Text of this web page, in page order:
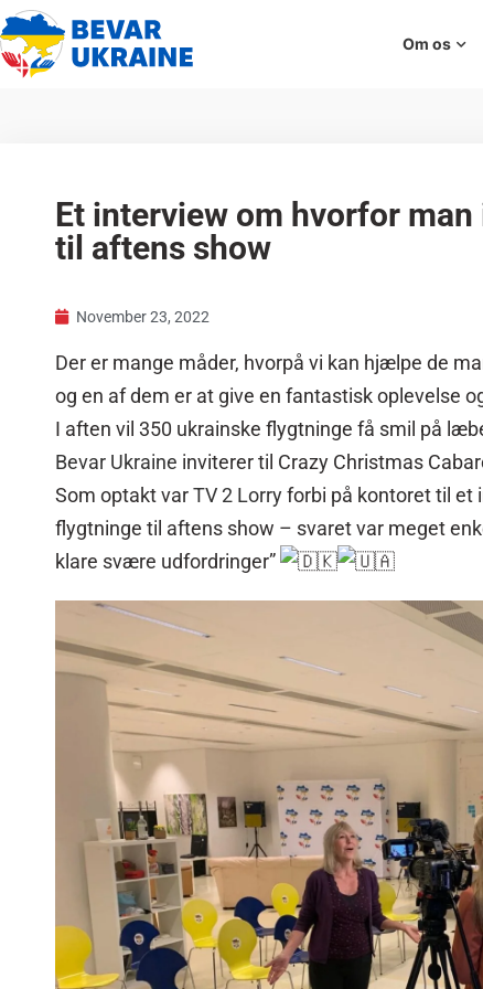
Om os
Et interview om hvorfor
til aftens show
November 23, 2022
Der er mange måder, hvorpå vi kan hjælpe de
og en af dem er at give en fantastisk oplevelse
I aften vil 350 ukrainske flygtninge få smil på
Bevar Ukraine inviterer til Crazy Christmas
Som optakt varTV 2 Lorryforbi på kontoret til et
flygtninge til aftens show – svaret var meget
klare svære udfordringer”